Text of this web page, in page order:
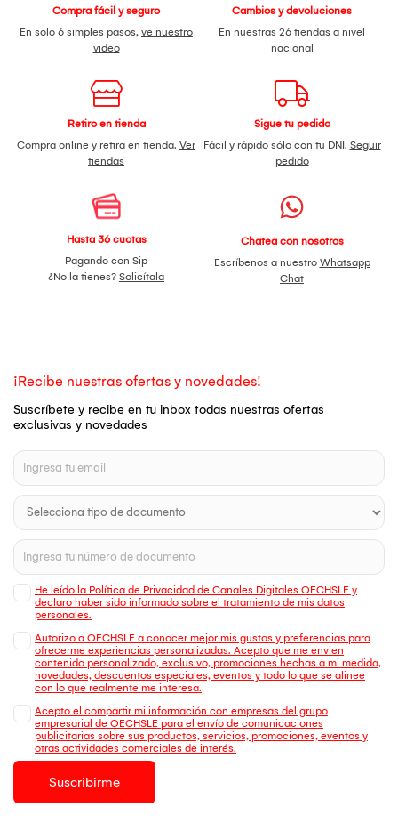
Compra fácil y seguro
En solo 6 simples pasos, ve nuestro
video
Cambios y devoluciones
En nuestras 26 tiendas a nivel
nacional
Retiro en tienda
Compra online y retira en tienda. Ver
tiendas
Sigue tu pedido
Fácil y rápido sólo con tu DNI. Seguir
pedido
Hasta 36 cuotas
Pagando con Sip
¿No la tienes? Solicítala
Chatea con nosotros
Escríbenos a nuestro Whatsapp
Chat
¡Recibe nuestras ofertas y novedades!
Suscríbete y recibe en tu inbox todas nuestras ofertas
exclusivas y novedades
He leído la Política de Privacidad de Canales Digitales OECHSLE y
declaro haber sido informado sobre el tratamiento de mis datos
personales.
Autorizo a OECHSLE a conocer mejor mis gustos y preferencias para
ofrecerme experiencias personalizadas. Acepto que me envien
contenido personalizado, exclusivo, promociones hechas a mi medida,
novedades, descuentos especiales, eventos y todo lo que se alinee
con lo que realmente me interesa.
Acepto el compartir mi información con empresas del grupo
empresarial de OECHSLE para el envío de comunicaciones
publicitarias sobre sus productos, servicios, promociones, eventos y
otras actividades comerciales de interés.
Suscribirme